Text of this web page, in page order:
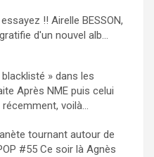
essayez !! Airelle BESSON,
d'un nouvel alb...
blacklisté » dans les
Après NME puis celui
voilà...
tournant autour de
#55 Ce soir là Agnès